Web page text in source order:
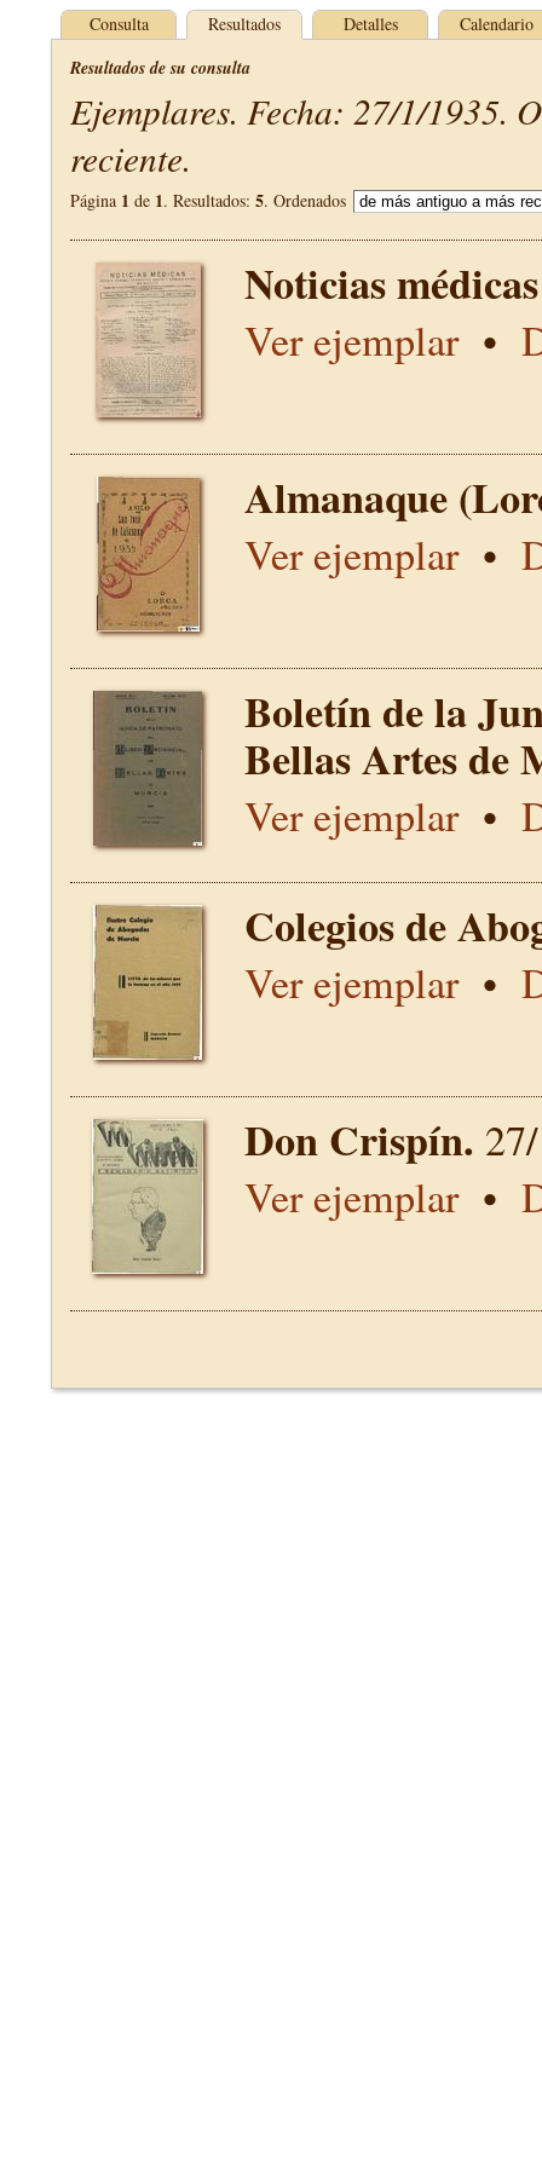
Consulta Resultados Detalles Calendario
Resultados de su consulta
Ejemplares. Fecha: 27/1/1935.
reciente.
Página 1 de 1. Resultados: 5. Ordenados
Noticias
Ver ejemplar•
Almanaque
Ver ejemplar•
Boletín de la
Bellas Artes
Ver ejemplar•
Colegios de
Ver ejemplar•
Don Crispín.
Ver ejemplar•